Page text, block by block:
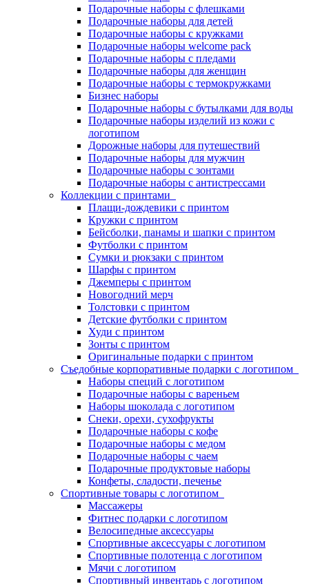
Подарочные наборы с флешками
Подарочные наборы для детей
Подарочные наборы с кружками
Подарочные наборы welcome pack
Подарочные наборы с пледами
Подарочные наборы для женщин
Подарочные наборы с термокружками
Бизнес наборы
Подарочные наборы с бутылками для воды
Подарочные наборы изделий из кожи с
логотипом
Дорожные наборы для путешествий
Подарочные наборы для мужчин
Подарочные наборы с зонтами
Подарочные наборы с антистрессами
Коллекции с принтами
Плащи-дождевики с принтом
Кружки с принтом
Бейсболки, панамы и шапки с принтом
Футболки с принтом
Сумки и рюкзаки с принтом
Шарфы с принтом
Джемперы с принтом
Новогодний мерч
Толстовки с принтом
Детские футболки с принтом
Худи с принтом
Зонты с принтом
Оригинальные подарки с принтом
Съедобные корпоративные подарки с логотипом
Наборы специй с логотипом
Подарочные наборы с вареньем
Наборы шоколада с логотипом
Снеки, орехи, сухофрукты
Подарочные наборы с кофе
Подарочные наборы с медом
Подарочные наборы с чаем
Подарочные продуктовые наборы
Конфеты, сладости, печенье
Спортивные товары с логотипом
Массажеры
Фитнес подарки с логотипом
Велосипедные аксессуары
Спортивные аксессуары с логотипом
Спортивные полотенца с логотипом
Мячи с логотипом
Спортивный инвентарь с логотипом